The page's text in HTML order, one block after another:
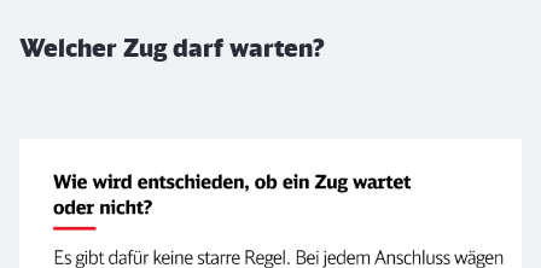
Welcher Zug darf warten?